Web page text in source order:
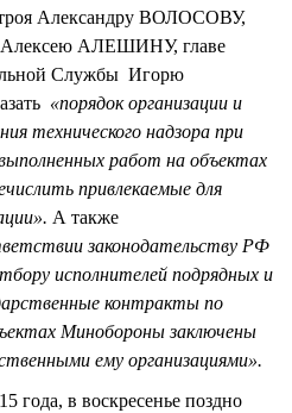
Александру ВОЛОСОВУ,
Алексею АЛЕШИНУ, главе
Службы Игорю
«порядок организации и
технического надзора при
работ на объектах
привлекаемые для
А также
законодательству РФ
исполнителей подрядных и
контракты по
Минобороны заключены
ему организациями».
года, в воскресенье поздно